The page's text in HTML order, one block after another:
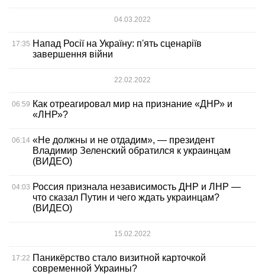
04.03.2022
17:35 Напад Росії на Україну: п'ять сценаріїв
завершення війни
22.02.2022
06:59 Как отреагировал мир на признание «ДНР» и
«ЛНР»?
06:14 «Не должны и не отдадим», — президент
Владимир Зеленский обратился к украинцам
(ВИДЕО)
04:03 Россия признала независимость ДНР и ЛНР —
что сказал Путин и чего ждать украинцам?
(ВИДЕО)
15.02.2022
17:22 Паникёрство стало визитной карточкой
современной Украины?